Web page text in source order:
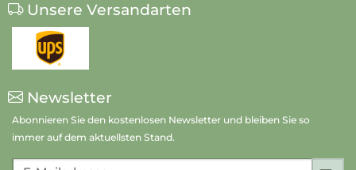
Unsere Versandarten
Newsletter
Abonnieren Sie den kostenlosen Newsletter und bleiben Sie so
immer auf dem aktuellsten Stand.
E-Mailadresse